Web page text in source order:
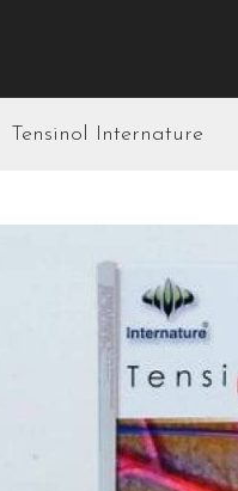
Tensinol Internature